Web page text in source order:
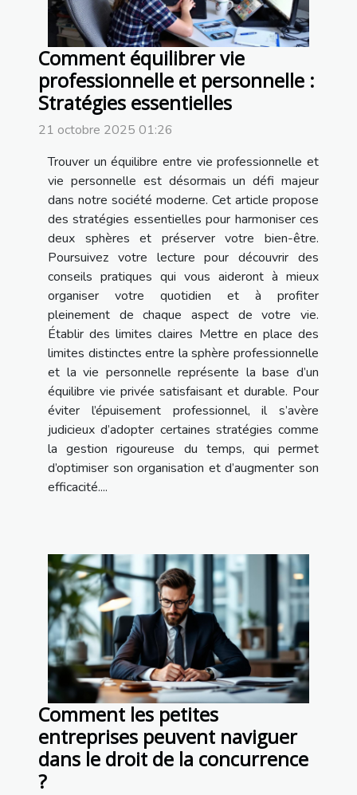
Comment équilibrer vie
professionnelle et personnelle :
Stratégies essentielles
21 octobre 2025 01:26
Trouver un équilibre entre vie professionnelle et
vie personnelle est désormais un défi majeur
dans notre société moderne. Cet article propose
des stratégies essentielles pour harmoniser ces
deux sphères et préserver votre bien-être.
Poursuivez votre lecture pour découvrir des
conseils pratiques qui vous aideront à mieux
organiser votre quotidien et à profiter
pleinement de chaque aspect de votre vie.
Établir des limites claires Mettre en place des
limites distinctes entre la sphère professionnelle
et la vie personnelle représente la base d’un
équilibre vie privée satisfaisant et durable. Pour
éviter l’épuisement professionnel, il s’avère
judicieux d’adopter certaines stratégies comme
la gestion rigoureuse du temps, qui permet
d’optimiser son organisation et d’augmenter son
efficacité....
Comment les petites
entreprises peuvent naviguer
dans le droit de la concurrence
?